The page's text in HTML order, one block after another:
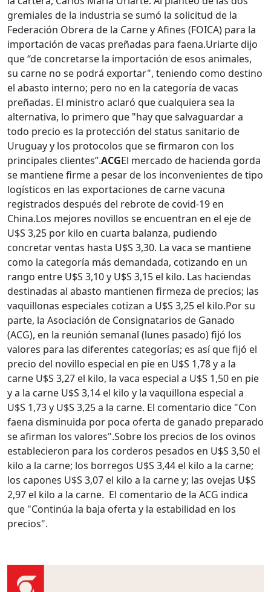
gremiales de la industria se sumó la solicitud de la
Federación Obrera de la Carne y Afines (FOICA) para la
importación de vacas preñadas para faena.Uriarte dijo
que “de concretarse la importación de esos animales,
su carne no se podrá exportar", teniendo como destino
el abasto interno; pero no en la categoría de vacas
preñadas. El ministro aclaró que cualquiera sea la
alternativa, lo primero que "hay que salvaguardar a
todo precio es la protección del status sanitario de
Uruguay y los protocolos que se firmaron con los
principales clientes”.ACGEl mercado de hacienda gorda
se mantiene firme a pesar de los inconvenientes de tipo
logísticos en las exportaciones de carne vacuna
registrados después del rebrote de covid-19 en
China.Los mejores novillos se encuentran en el eje de
U$S 3,25 por kilo en cuarta balanza, pudiendo
concretar ventas hasta U$S 3,30. La vaca se mantiene
como la categoría más demandada, cotizando en un
rango entre U$S 3,10 y U$S 3,15 el kilo. Las haciendas
destinadas al abasto mantienen firmeza de precios; las
vaquillonas especiales cotizan a U$S 3,25 el kilo.Por su
parte, la Asociación de Consignatarios de Ganado
(ACG), en la reunión semanal (lunes pasado) fijó los
valores para las diferentes categorías; es así que fijó el
precio del novillo especial en pie en U$S 1,78 y a la
carne U$S 3,27 el kilo, la vaca especial a U$S 1,50 en pie
y a la carne U$S 3,14 el kilo y la vaquillona especial a
U$S 1,73 y U$S 3,25 a la carne. El comentario dice "Con
faena disminuida por poca oferta de ganado preparado
se afirman los valores".Sobre los precios de los ovinos
establecieron para los corderos pesados en U$S 3,50 el
kilo a la carne; los borregos U$S 3,44 el kilo a la carne;
los capones U$S 3,07 el kilo a la carne y; las ovejas U$S
2,97 el kilo a la carne. El comentario de la ACG indica
que "Continúa la baja oferta y la estabilidad en los
precios".